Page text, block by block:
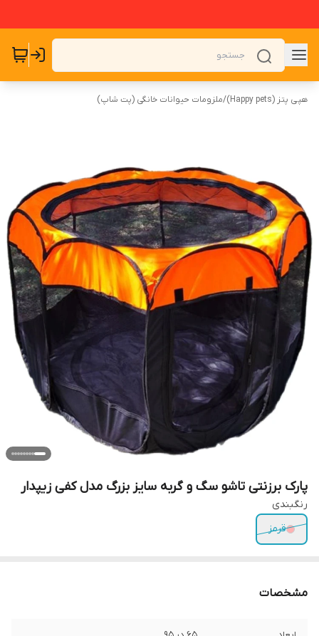
هپی پتز (Happy pets) /ملزومات حیوانات خانگی (پت شاپ)
پارک برزنتی تاشو سگ و گربه سایز بزرگ مدل کفی زیپدار
رنگبندی
قرمز
مشخصات